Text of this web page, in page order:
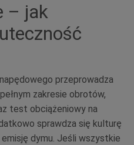
– jak
przeprowadza
zakresie obrotów,
test obciążeniowy na
sprawdza się kulturę
dymu. Jeśli wszystkie